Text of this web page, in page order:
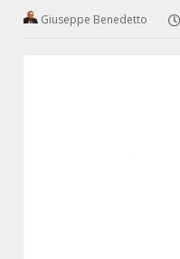
Giuseppe Benedetto